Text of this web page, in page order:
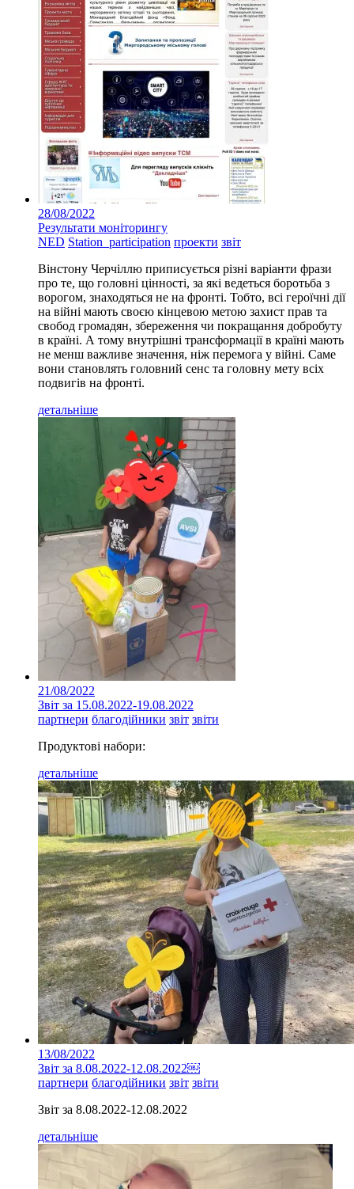
28/08/2022
Результати моніторингу
NED Station_participation проекти звіт
Вінстону Черчіллю приписується різні варіанти фрази
про те, що головні цінності, за які ведеться боротьба з
ворогом, знаходяться не на фронті. Тобто, всі героїчні дії
на війні мають своєю кінцевою метою захист прав та
свобод громадян, збереження чи покращання добробуту
в країні. А тому внутрішні трансформації в країні мають
не менш важливе значення, ніж перемога у війні. Саме
вони становлять головний сенс та головну мету всіх
подвигів на фронті.
детальніше
21/08/2022
Звіт за 15.08.2022-19.08.2022
партнери благодійники звіт звіти
Продуктові набори:
детальніше
13/08/2022
Звіт за 8.08.2022-12.08.2022￼
партнери благодійники звіт звіти
Звіт за 8.08.2022-12.08.2022
детальніше